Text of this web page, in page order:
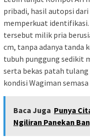
pribadi, hasil autopsi
memperkuat
tersebut milik pria
cm, tanpa adanya tanda
tubuh punggung sedikit
serta bekas patah tulang
kondisi Wagiman semasa
Baca Juga Punya
Ngiliran Panekan